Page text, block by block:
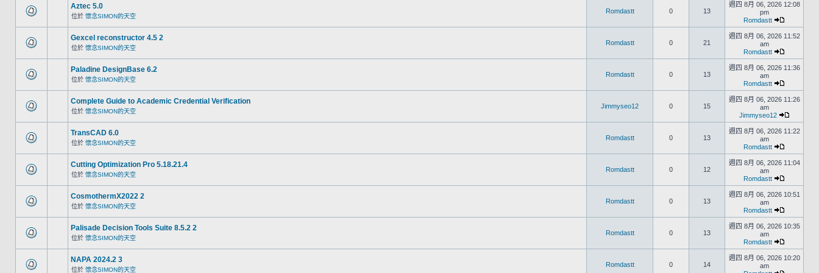
Aztec 5.0
位於 懷念SIMON的天空
Romdastt 0 13
週四 8月 06, 2026 12:08
pm
Romdastt
Gexcel reconstructor 4.5 2
位於 懷念SIMON的天空
Romdastt 0 21
週四 8月 06, 2026 11:52
am
Romdastt
Paladine DesignBase 6.2
位於 懷念SIMON的天空
Romdastt 0 13
週四 8月 06, 2026 11:36
am
Romdastt
Complete Guide to Academic Credential Verification
位於 懷念SIMON的天空
Jimmyseo12 0 15
週四 8月 06, 2026 11:26
am
Jimmyseo12
TransCAD 6.0
位於 懷念SIMON的天空
Romdastt 0 13
週四 8月 06, 2026 11:22
am
Romdastt
Cutting Optimization Pro 5.18.21.4
位於 懷念SIMON的天空
Romdastt 0 12
週四 8月 06, 2026 11:04
am
Romdastt
CosmothermX2022 2
位於 懷念SIMON的天空
Romdastt 0 13
週四 8月 06, 2026 10:51
am
Romdastt
Palisade Decision Tools Suite 8.5.2 2
位於 懷念SIMON的天空
Romdastt 0 13
週四 8月 06, 2026 10:35
am
Romdastt
NAPA 2024.2 3
位於 懷念SIMON的天空
Romdastt 0 14
週四 8月 06, 2026 10:20
am